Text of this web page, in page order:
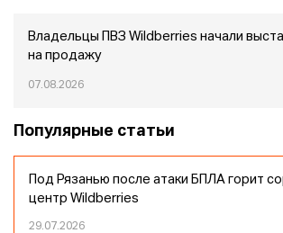
Владельцы ПВЗ Wildberries начали
на продажу
07.08.2026
Популярные статьи
Под Рязанью после атаки БПЛА горит
центр Wildberries
29.07.2026